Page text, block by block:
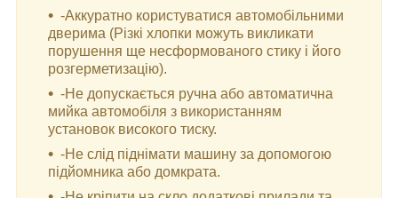
-Аккуратно користуватися автомобільними
дверима (Різкі хлопки можуть викликати
порушення ще несформованого стику і його
розгерметизацію).
-Не допускається ручна або автоматична
мийка автомобіля з використанням
установок високого тиску.
-Не слід піднімати машину за допомогою
підйомника або домкрата.